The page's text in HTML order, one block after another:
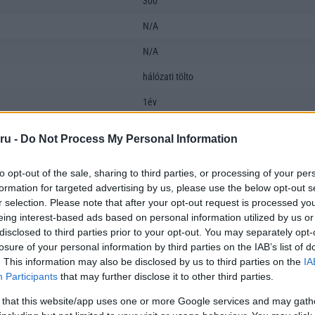
- Do Not Process My Personal Information
opt-out of the sale, sharing to third parties, or processing of your
for targeted advertising by us, please use the below opt-out
selection. Please note that after your opt-out request is processed
interest-based ads based on personal information utilized by us
to third parties prior to your opt-out. You may separately
of your personal information by third parties on the IAB’s list of
This information may also be disclosed by us to third parties on the
Participants that may further disclose it to other third parties.
that this website/app uses one or more Google services and may
N/A
N/A
hálózati tölto
1év
nem
N/A